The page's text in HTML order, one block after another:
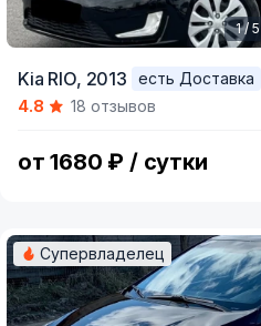
of
1 / 5
Kia RIO, 2013
есть Доставка
4.8
18 отзывов
от 1680 ₽ / сутки
Супервладелец